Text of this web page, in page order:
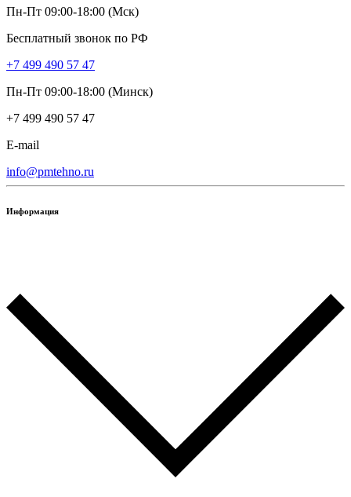
Пн-Пт 09:00-18:00 (Мск)
Бесплатный звонок по РФ
+7 499 490 57 47
Пн-Пт 09:00-18:00 (Минск)
+7 499 490 57 47
E-mail
info@pmtehno.ru
Информация